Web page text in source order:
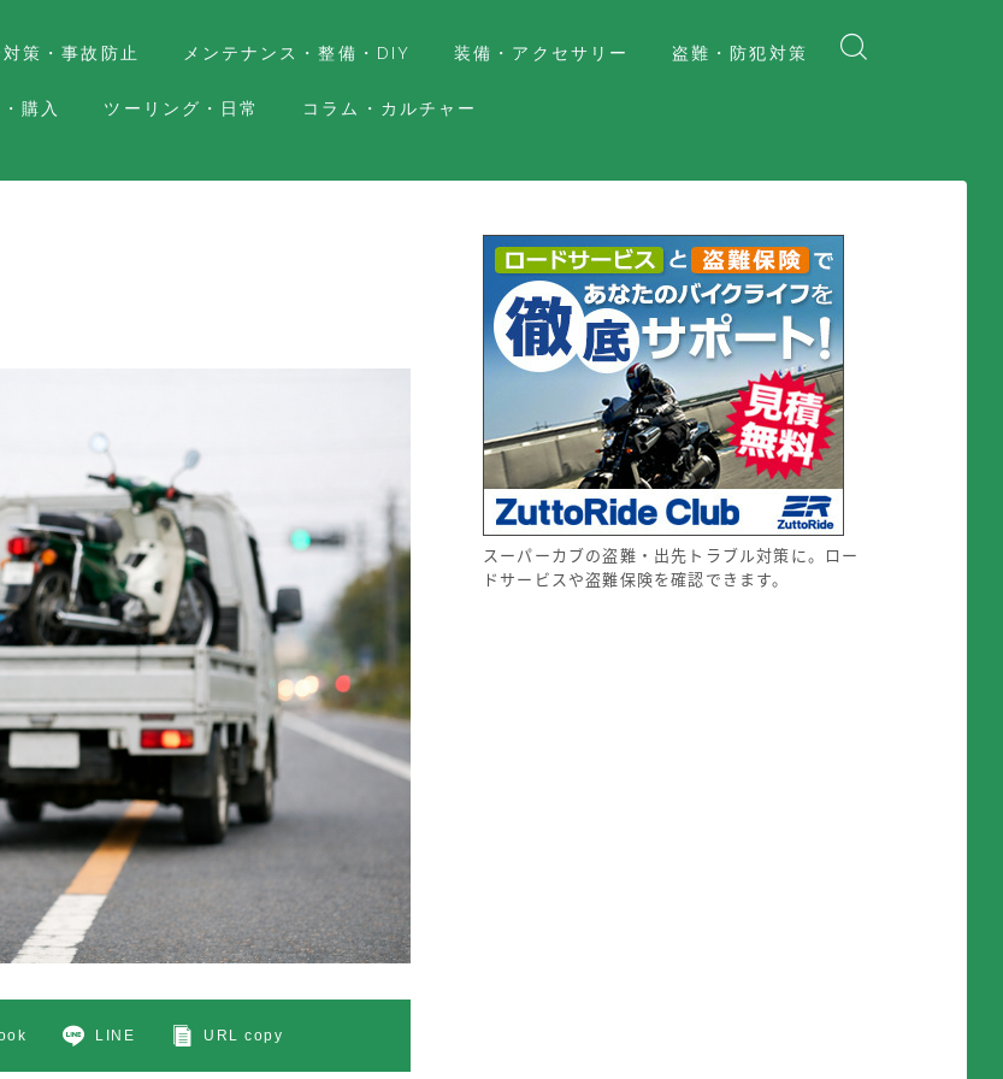
策・事故防止 メンテナンス・整備・DIY 装備・アクセサリー 盗難・防犯対策
購入 ツーリング・日常 コラム・カルチャー
LINE URL copy
スーパーカブの盗難・出先トラブル対策に。ロー
ドサービスや盗難保険を確認できます。